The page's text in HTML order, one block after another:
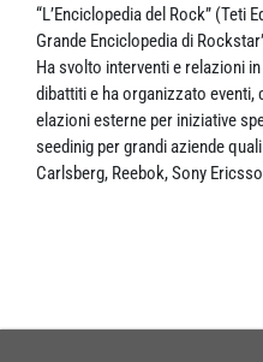
“L’Enciclopedia del Rock” (Teti
Grande Enciclopedia di
Ha svolto interventi e relazioni
dibattiti e ha organizzato
elazioni esterne per iniziative
seedinig per grandi aziende
Carlsberg, Reebok, Sony